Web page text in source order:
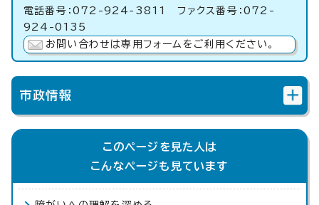
電話番号：072-924-3811 ファクス番号：072-
924-0135
お問い合わせは専用フォームをご利用ください。
市政情報
このページを見た人は
こんなページも見ています